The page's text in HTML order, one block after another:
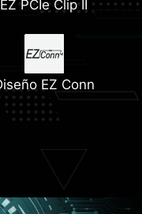
Sistema de
Duet Rail
EZ PCIe Clip II
EZ Conn